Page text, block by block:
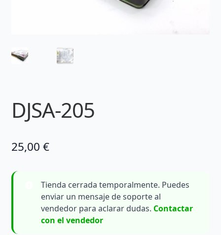
DJSA-205
25,00 €
Tienda cerrada temporalmente. Puedes
enviar un mensaje de soporte al
vendedor para aclarar dudas. Contactar
con el vendedor